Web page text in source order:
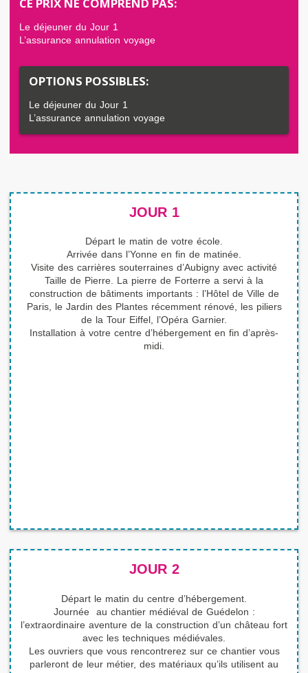
CE PRIX NE COMPREND PAS:
Le déjeuner du Jour 1
L’assurance annulation voyage
OPTIONS POSSIBLES:
Le déjeuner du Jour 1
L’assurance annulation voyage
JOUR 1
Départ le matin de votre école.
Arrivée dans l’Yonne en fin de matinée.
Visite des carrières souterraines d’Aubigny avec activité
Taille de Pierre. La pierre de Forterre a servi à la
construction de bâtiments importants : l’Hôtel de Ville de
Paris, le Jardin des Plantes récemment rénové, les piliers
de la Tour Eiffel, l’Opéra Garnier.
Installation à votre centre d’hébergement en fin d’après-
midi.
JOUR 2
Départ le matin du centre d’hébergement.
Journée au chantier médiéval de Guédelon :
l’extraordinaire aventure de la construction d’un château fort
avec les techniques médiévales.
Les ouvriers que vous rencontrerez sur ce chantier vous
parleront de leur métier, des matériaux qu’ils utilisent au